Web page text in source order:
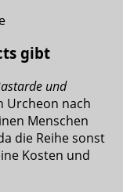
gibt
und
Urcheon nach
Menschen
die Reihe sonst
Kosten und